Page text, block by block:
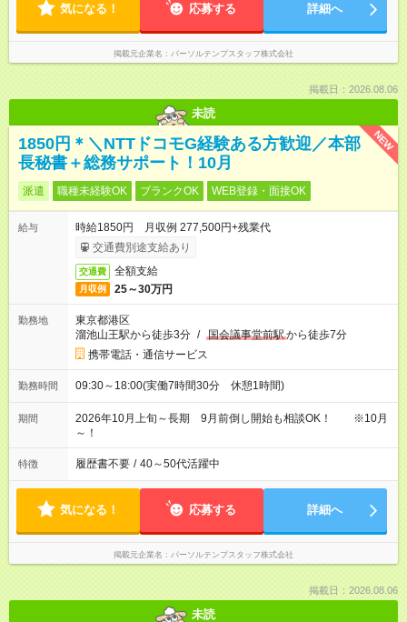
気になる！ 応募する 詳細へ
掲載元企業名 パーソルテンプスタッフ株式会社
掲載日：2026.08.06
未読
NEW
1850円＊＼NTTドコモG経験ある方歓迎／本部
長秘書＋総務サポート！10月
派遣 職種未経験OK ブランクOK WEB登録・面接OK
給与
時給1850円 月収例 277,500円+残業代
交通費別途支給あり
交通費 全額支給
月収例 25～30万円
勤務地
東京都港区
溜池山王駅から徒歩3分 / 国会議事堂前駅から徒歩7分
携帯電話・通信サービス
勤務時間 09:30～18:00(実働7時間30分 休憩1時間)
期間
2026年10月上旬～長期 9月前倒し開始も相談OK！ ※10月
～！
特徴 履歴書不要 / 40～50代活躍中
気になる！ 応募する 詳細へ
掲載元企業名 パーソルテンプスタッフ株式会社
掲載日：2026.08.06
未読